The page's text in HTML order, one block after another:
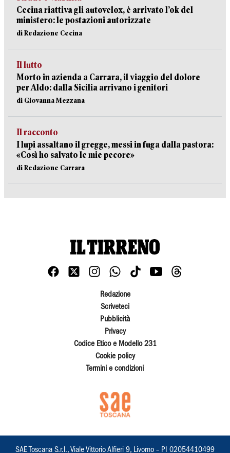
Cecina riattiva gli autovelox, è arrivato l’ok del
ministero: le postazioni autorizzate
di Redazione Cecina
Il lutto
Morto in azienda a Carrara, il viaggio del dolore
per Aldo: dalla Sicilia arrivano i genitori
di Giovanna Mezzana
Il racconto
I lupi assaltano il gregge, messi in fuga dalla pastora:
«Così ho salvato le mie pecore»
di Redazione Carrara
Redazione
Scriveteci
Pubblicità
Privacy
Codice Etico e Modello 231
Cookie policy
Termini e condizioni
SAE Toscana S.r.l., Viale Vittorio Alfieri 9, Livorno – PI 02054410499